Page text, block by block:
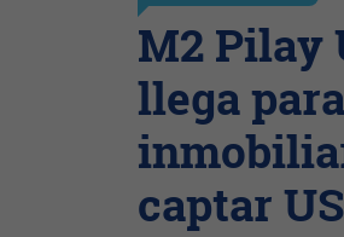
M2 Pilay
llega
captar